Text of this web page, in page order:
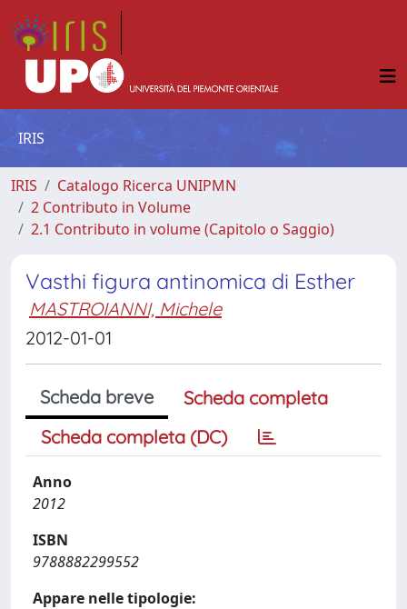
IRIS
IRIS
Catalogo Ricerca UNIPMN
2 Contributo in Volume
2.1 Contributo in volume (Capitolo o Saggio)
Vasthi figura antinomica di Esther
MASTROIANNI, Michele
2012-01-01
Scheda breve
Scheda completa
Scheda completa (DC)
Anno
2012
ISBN
9788882299552
Appare nelle tipologie: